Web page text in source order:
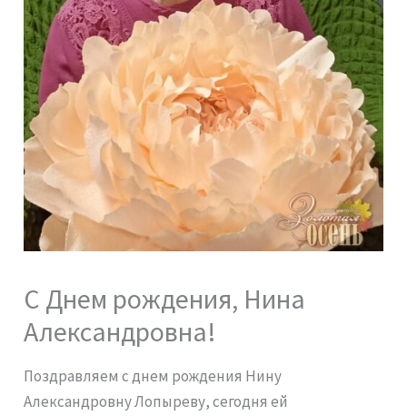
С Днем рождения, Нина
Александровна!
Поздравляем с днем рождения Нину
Александровну Лопыреву, сегодня ей